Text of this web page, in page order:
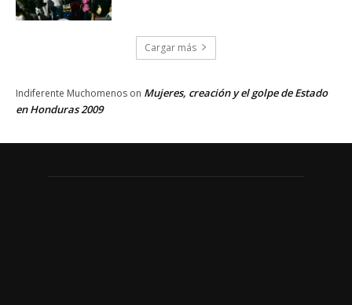
Cargar más
Indiferente Muchomenos on Mujeres, creación y el golpe de Estado
en Honduras 2009